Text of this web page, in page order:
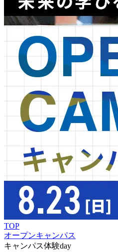
TOP
オープンキャンパス
キャンパス体験day